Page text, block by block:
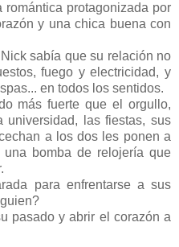
protagonizada por
y una chica buena con
sabía que su relación no
fuego y electricidad, y
en todos los sentidos.
más fuerte que el orgullo,
las fiestas, sus
a los dos les ponen a
bomba de relojería que
para enfrentarse a sus
pasado y abrir el corazón a